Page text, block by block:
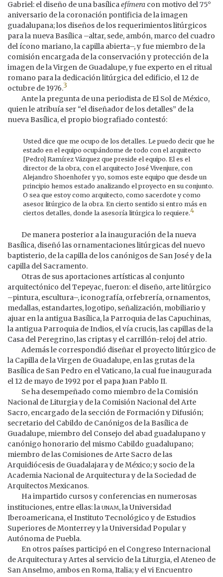
Gabriel: el diseño de una basílicaefímera con motivo del 75°
aniversario de la coronación pontificia de la imagen
guadalupana; los diseños de los requerimientos litúrgicos
para la nueva Basílica –altar, sede, ambón, marco del cuadro
del ícono mariano, la capilla abierta–, y fue miembro de la
comisión encargada de la conservación y protección de la
imagen de la Virgen de Guadalupe, y fue experto en el ritual
romano para la dedicación litúrgica del edificio, el 12 de
octubre de 1976.3
Ante la pregunta de una periodista de El Sol de México,
quien le atribuía ser “el diseñador de los detalles” de la
nueva Basílica, el propio biografiado contestó:
Usted dice que me ocupo de los detalles. Le puedo decir que he
estado en el equipo ocupándome de todo con el arquitecto
[Pedro] Ramírez Vázquez que preside el equipo. El es el
director de la obra, con el arquitecto José Vivenjure, con
Alejandro Shoenhofer y yo, somos este equipo que desde un
principio hemos estado analizando el proyecto en su conjunto.
O sea que estoy como arquitecto, como sacerdote y como
asesor litúrgico de la obra. En cierto sentido si entro más en
ciertos detalles, donde la asesoría litúrgica lo requiere.4
De manera posterior a la inauguración de la nueva
Basílica, diseñó las ornamentaciones litúrgicas del nuevo
baptisterio, de la capilla de los canónigos de San José y de la
capilla del Sacramento.
Otras de sus aportaciones artísticas al conjunto
arquitectónico del Tepeyac, fueron: el diseño, arte litúrgico
–pintura, escultura–, iconografía, orfebrería, ornamentos,
medallas, estandartes, logotipo, señalización, mobiliario y
ajuar en la antigua Basílica, la Parroquia de las Capuchinas,
la antigua Parroquia de Indios, el vía crucis, las capillas de la
Casa del Peregrino, las criptas y el carrillón-reloj del atrio.
Además le correspondió diseñar el proyecto litúrgico de
la Capilla de la Virgen de Guadalupe, en las grutas de la
Basílica de San Pedro en el Vaticano, la cual fue inaugurada
el 12 de mayo de 1992 por el papa Juan Pablo II.
Se ha desempeñado como miembro de la Comisión
Nacional de Liturgia y de la Comisión Nacional del Arte
Sacro, encargado de la sección de Formación y Difusión;
secretario del Cabildo de Canónigos de la Basílica de
Guadalupe, miembro del Consejo del abad guadalupano y
canónigo honorario del mismo Cabildo guadalupano;
miembro de las Comisiones de Arte Sacro de las
Arquidiócesis de Guadalajara y de México; y socio de la
Academia Nacional de Arquitectura y de la Sociedad de
Arquitectos Mexicanos.
Ha impartido cursos y conferencias en numerosas
instituciones, entre ellas: launam, la Universidad
Iberoamericana, el Instituto Tecnológico y de Estudios
Superiores de Monterrey y la Universidad Popular y
Autónoma de Puebla.
En otros países participó en el Congreso Internacional
de Arquitectura y Artes al servicio de la Liturgia, el Ateneo de
San Anselmo, ambos en Roma, Italia; y el vi Encuentro